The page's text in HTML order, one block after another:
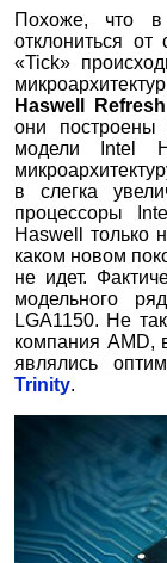
Похоже, что
отклониться от
«Tick»
Haswell Refresh
они
модели Intel
в слегка
процессоры
Haswell только
каком новом
не идет.
модельного
LGA1150. Не
компания AMD,
являлись
Trinity.